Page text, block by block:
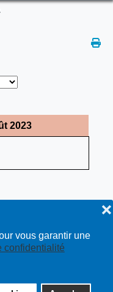
vous garantir une
confidentialité
❌
2023
réservés | site :